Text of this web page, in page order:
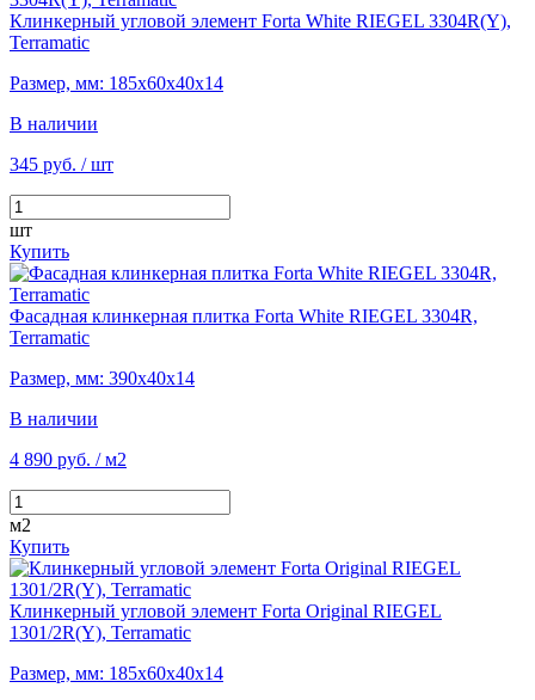
Клинкерный угловой элемент Forta White RIEGEL 3304R(Y),
Terramatic
Размер, мм: 185х60х40х14
В наличии
345 руб. / шт
шт
Купить
Фасадная клинкерная плитка Forta White RIEGEL 3304R,
Terramatic
Размер, мм: 390х40х14
В наличии
4 890 руб. / м2
м2
Купить
Клинкерный угловой элемент Forta Original RIEGEL
1301/2R(Y), Terramatic
Размер, мм: 185х60х40х14